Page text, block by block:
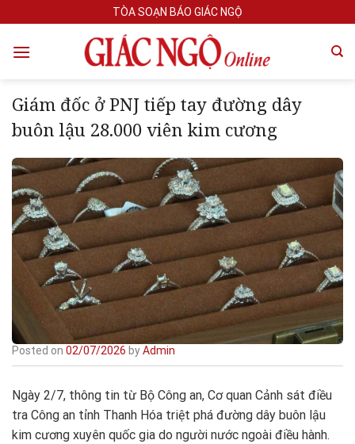
to
content
TÒA SOẠN BÁO GIÁC NGỘ
Giám đốc ở PNJ tiếp tay đường dây
buôn lậu 28.000 viên kim cương
Posted on 02/07/2026 byAdmin
Ngày 2/7, thông tin từ Bộ Công an, Cơ quan Cảnh sát điều
tra Công an tỉnh Thanh Hóa triệt phá đường dây buôn lậu
kim cương xuyên quốc gia do người nước ngoài điều hành.